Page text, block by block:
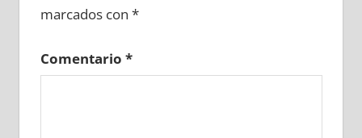
marcados con *
Comentario *